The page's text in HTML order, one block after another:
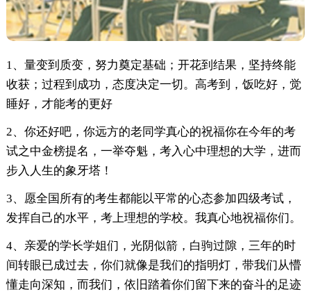
1、量变到质变，努力奠定基础；开花到结果，坚持终能
收获；过程到成功，态度决定一切。高考到，饭吃好，觉
睡好，才能考的更好
2、你还好吧，你远方的老同学真心的祝福你在今年的考
试之中金榜提名，一举夺魁，考入心中理想的大学，进而
步入人生的象牙塔！
3、愿全国所有的考生都能以平常的心态参加四级考试，
发挥自己的水平，考上理想的学校。我真心地祝福你们。
4、亲爱的学长学姐们，光阴似箭，白驹过隙，三年的时
间转眼已成过去，你们就像是我们的指明灯，带我们从懵
懂走向深知，而我们，依旧踏着你们留下来的奋斗的足迹